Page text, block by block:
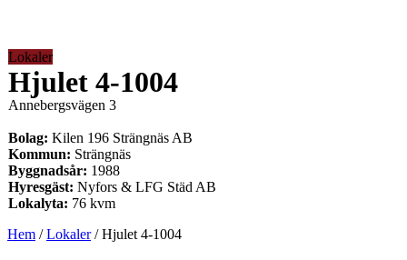
Lokaler
Hjulet 4-1004
Annebergsvägen 3
Bolag: Kilen 196 Strängnäs AB
Kommun: Strängnäs
Byggnadsår: 1988
Hyresgäst: Nyfors & LFG Städ AB
Lokalyta: 76 kvm
Hem /Lokaler /Hjulet 4-1004